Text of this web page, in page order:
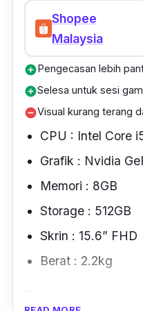
Namun, laptop dari
untuk bermain
game berat, akan
Selain daripada
sesuai untuk kerja-
melihat spesifikasi
Shopee
Malaysia
add_circlePengecasan lebih
add_circleSelesa untuk sesi
remove_circleVisual kurang terang
CPU : Intel Core
Grafik : Nvidia
Memori : 8GB
Storage : 512GB
Skrin : 15.6” FHD
Berat : 2.2kg